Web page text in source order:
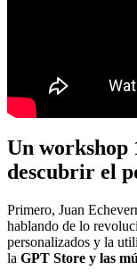
Un workshop
descubrir el
Primero, Juan
hablando de lo
personalizados y la
la GPT Store y las